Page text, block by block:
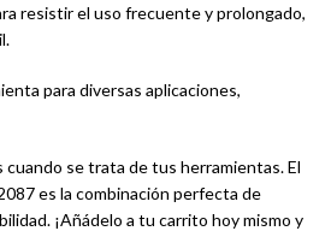
resistir el uso frecuente y prolongado,
para diversas aplicaciones,
se trata de tus herramientas. El
es la combinación perfecta de
¡Añádelo a tu carrito hoy mismo y